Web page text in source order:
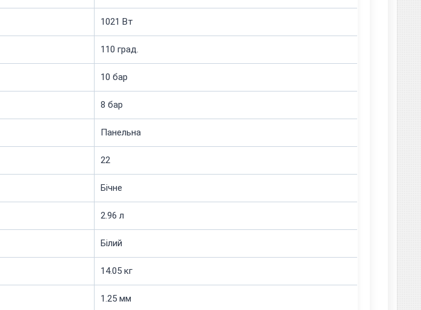
1021 Вт
110 град.
10 бар
8 бар
Панельна
22
Бічне
2.96 л
Білий
14.05 кг
1.25 мм